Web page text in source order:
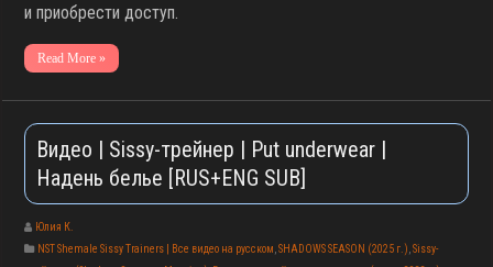
и приобрести доступ.
Read More »
Видео | Sissy-трейнер | Put underwear |
Надень белье [RUS+ENG SUB]
Юлия К.
NST Shemale Sissy Trainers | Все видео на русском ,SHADOWS SEASON (2025 г.) ,Sissy-